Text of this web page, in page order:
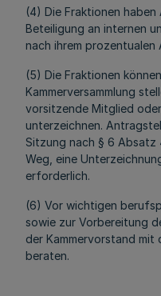
(4) Die Fraktionen
Beteiligung an internen
nach ihrem
(5) Die Fraktionen
Kammerversammlung
vorsitzende Mitglied
unterzeichnen.
Sitzung nach § 6 Absatz
Weg, eine
erforderlich.
(6) Vor wichtigen
sowie zur Vorbereitung
der Kammervorstand mit
beraten.